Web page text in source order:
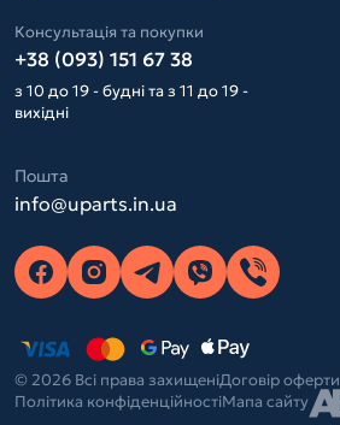
Консультація та покупки
+38 (093) 151 67 38
з 10 до 19 - будні та з 11 до 19 -
вихідні
Пошта
info@uparts.in.ua
© 2026 Всі права захищеніДоговір оферти
Політика конфіденційностіМапа сайту